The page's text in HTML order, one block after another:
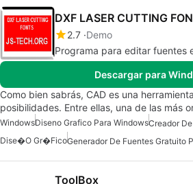
DXF LASER CUTTING
2.7 Demo
Programa para editar fuentes
Descargar para
Como bien sabrás, CAD es una
posibilidades. Entre ellas, una de las más
WindowsDiseno Grafico Para WindowsCreador
Dise�o Gr�fico
ToolBox